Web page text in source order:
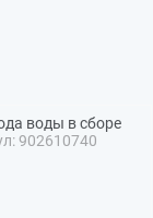
воды в сборе
902610740